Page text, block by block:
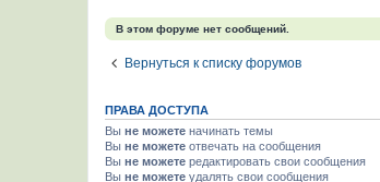
В этом форуме нет сообщений.
Вернуться к списку форумов
ПРАВА ДОСТУПА
Вы не можете начинать темы
Вы не можете отвечать на сообщения
Вы не можете редактировать свои сообщения
Вы не можете удалять свои сообщения